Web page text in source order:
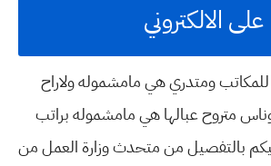
على الالكتروني
للمكاتب ومتدري هي مامشموله ولاراح
متروح عبالها هي مامشموله براتب
اليكم بالتفصيل من متحدث وزارة العمل من